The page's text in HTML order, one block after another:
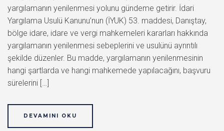
yargılamanın yenilenmesi yolunu gündeme getirir. İdari
Yargılama Usulü Kanunu’nun (İYUK) 53. maddesi, Danıştay,
bölge idare, idare ve vergi mahkemeleri kararları hakkında
yargılamanın yenilenmesi sebeplerini ve usulünü ayrıntılı
şekilde düzenler. Bu madde, yargılamanın yenilenmesinin
hangi şartlarda ve hangi mahkemede yapılacağını, başvuru
sürelerini […]
DEVAMINI OKU